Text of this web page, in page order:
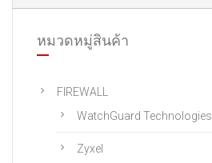
หมวดหมู่สินค้า
FIREWALL
WatchGuard Technologies
Zyxel